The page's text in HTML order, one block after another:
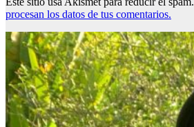
procesan los datos de tus comentarios.